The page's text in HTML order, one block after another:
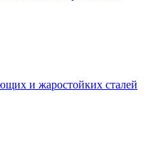
и жаростойких сталей